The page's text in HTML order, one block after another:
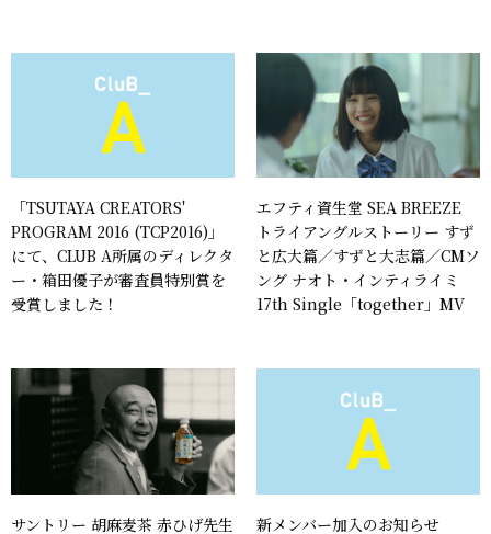
「TSUTAYA CREATORS'
PROGRAM 2016 (TCP2016)」
にて、CLUB A所属のディレクタ
ー・箱田優子が審査員特別賞を
受賞しました！
エフティ資生堂 SEA BREEZE
トライアングルストーリー すず
と広大篇／すずと大志篇／CMソ
ング ナオト・インティライミ
17th Single「together」MV
サントリー 胡麻麦茶 赤ひげ先生 新メンバー加入のお知らせ